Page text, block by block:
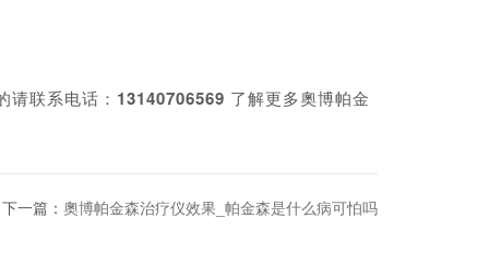
请联系电话： 13140706569 了解更多奧博帕金
下一篇： 奧博帕金森治疗仪效果_帕金森是什么病可怕吗